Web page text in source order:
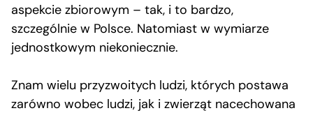
aspekcie zbiorowym – tak, i to bardzo,
szczególnie w Polsce. Natomiast w wymiarze
jednostkowym niekoniecznie.
Znam wielu przyzwoitych ludzi, których postawa
zarówno wobec ludzi, jak i zwierząt nacechowana